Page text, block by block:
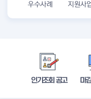
우수사례 지원사
인기조회 공고 마